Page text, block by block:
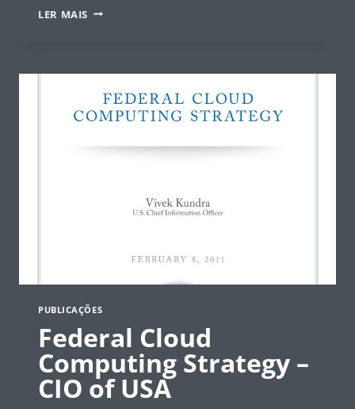
LER MAIS CLOUD
PUBLICAÇÕES
Federal Cloud
Computing Strategy –
CIO of USA